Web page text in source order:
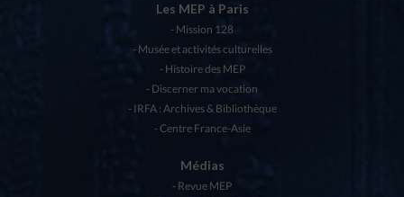
Les MEP à Paris
Mission 128
Musée et activités culturelles
Histoire des MEP
Discerner ma vocation
IRFA : Archives & Bibliothèque
Centre France-Asie
Médias
Revue MEP